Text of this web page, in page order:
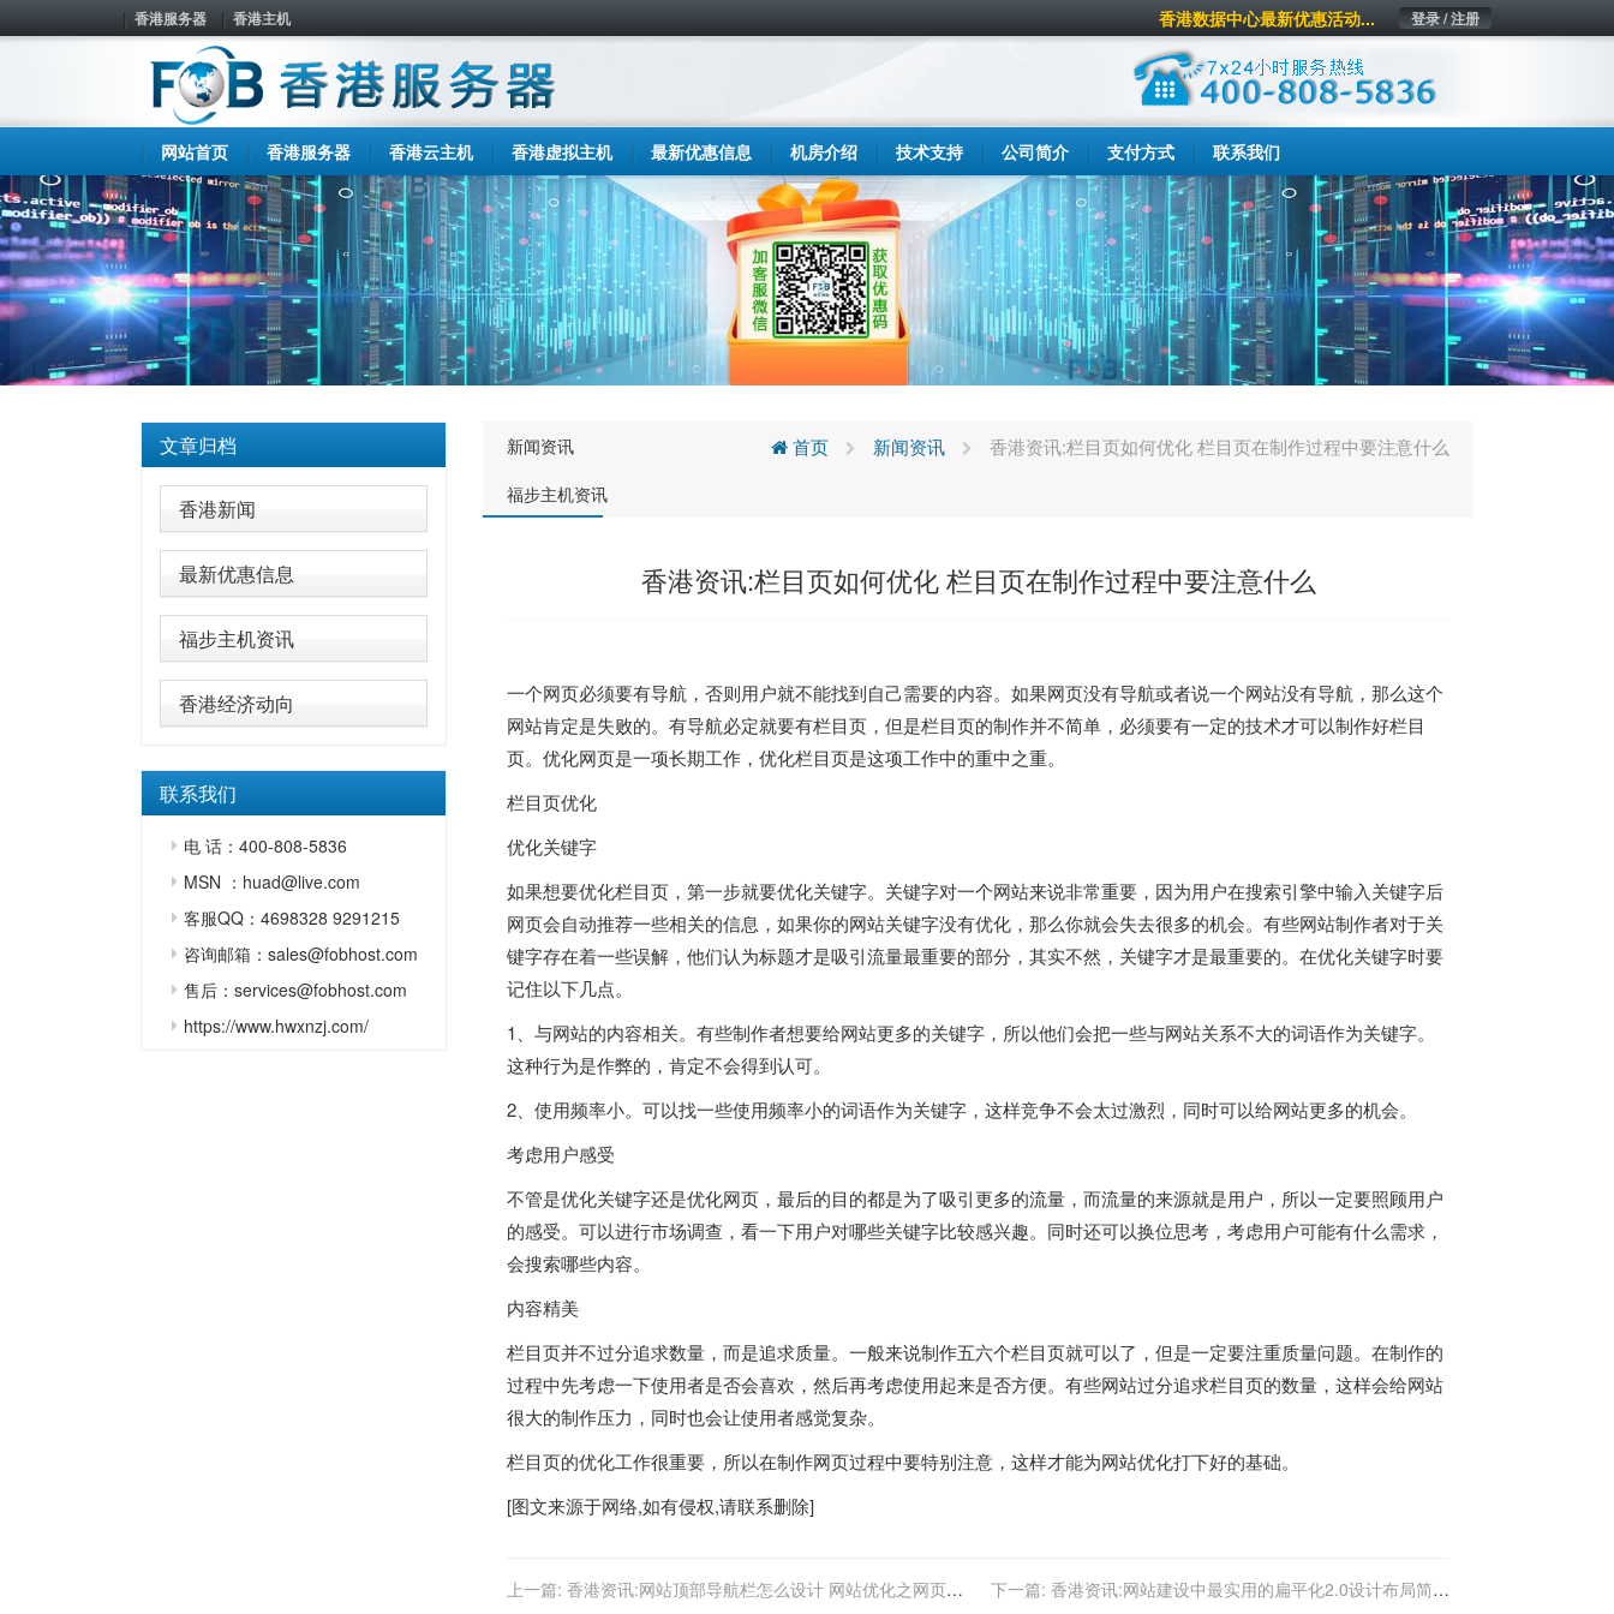
香港服务器 香港主机 登录 / 注册
香港数据中心最新优惠活动...
网站首页 香港服务器 香港云主机 香港虚拟主机 最新优惠信息 机房介绍 技术支持 公司简介 支付方式 联系我们
文章归档
香港新闻
最新优惠信息
福步主机资讯
香港经济动向
联系我们
电 话：400-808-5836
MSN ：huad@live.com
客服QQ：4698328 9291215
咨询邮箱：sales@fobhost.com
售后：services@fobhost.com
https://www.hwxnzj.com/
新闻资讯
福步主机资讯
首页 新闻资讯 香港资讯:栏目页如何优化 栏目页在制作过程中要注意什么
香港资讯:栏目页如何优化 栏目页在制作过程中要注意什么
一个网页必须要有导航，否则用户就不能找到自己需要的内容。如果网页没有导航或者说一个网站没有导航，那么这个
网站肯定是失败的。有导航必定就要有栏目页，但是栏目页的制作并不简单，必须要有一定的技术才可以制作好栏目
页。优化网页是一项长期工作，优化栏目页是这项工作中的重中之重。
栏目页优化
优化关键字
如果想要优化栏目页，第一步就要优化关键字。关键字对一个网站来说非常重要，因为用户在搜索引擎中输入关键字后
网页会自动推荐一些相关的信息，如果你的网站关键字没有优化，那么你就会失去很多的机会。有些网站制作者对于关
键字存在着一些误解，他们认为标题才是吸引流量最重要的部分，其实不然，关键字才是最重要的。在优化关键字时要
记住以下几点。
1、与网站的内容相关。有些制作者想要给网站更多的关键字，所以他们会把一些与网站关系不大的词语作为关键字。
这种行为是作弊的，肯定不会得到认可。
2、使用频率小。可以找一些使用频率小的词语作为关键字，这样竞争不会太过激烈，同时可以给网站更多的机会。
考虑用户感受
不管是优化关键字还是优化网页，最后的目的都是为了吸引更多的流量，而流量的来源就是用户，所以一定要照顾用户
的感受。可以进行市场调查，看一下用户对哪些关键字比较感兴趣。同时还可以换位思考，考虑用户可能有什么需求，
会搜索哪些内容。
内容精美
栏目页并不过分追求数量，而是追求质量。一般来说制作五六个栏目页就可以了，但是一定要注重质量问题。在制作的
过程中先考虑一下使用者是否会喜欢，然后再考虑使用起来是否方便。有些网站过分追求栏目页的数量，这样会给网站
很大的制作压力，同时也会让使用者感觉复杂。
栏目页的优化工作很重要，所以在制作网页过程中要特别注意，这样才能为网站优化打下好的基础。
[图文来源于网络,如有侵权,请联系删除]
上一篇: 香港资讯:网站顶部导航栏怎么设计 网站优化之网页顶
下一篇: 香港资讯:网站建设中最实用的扁平化2.0设计布局简析